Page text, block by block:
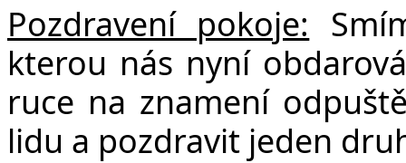
Pozdravení pokoje:
kterou nás nyní
ruce na znamení
lidu a pozdravit jeden